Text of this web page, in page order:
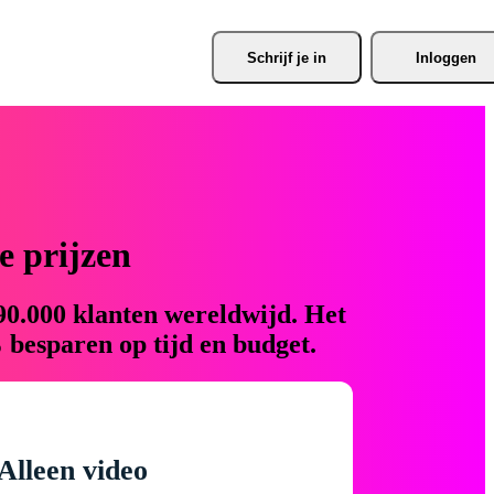
Schrijf je in Inloggen
prijzen
klanten wereldwijd. Het
op tijd en budget.
video